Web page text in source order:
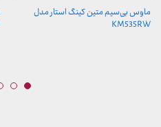
ماوس بی‌سیم متین کینگ استار مدل
KM535RW